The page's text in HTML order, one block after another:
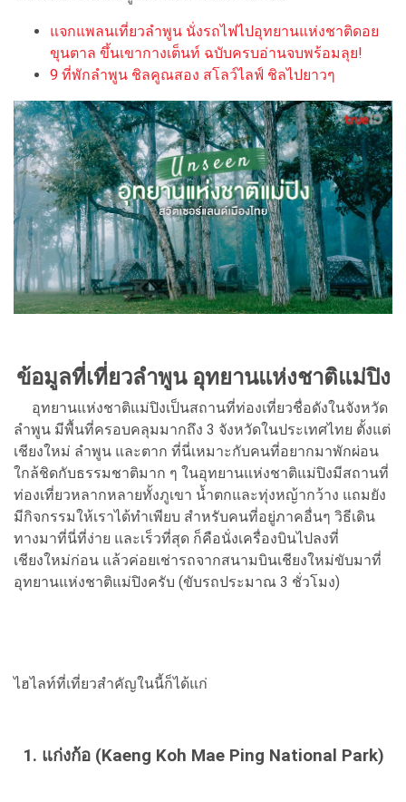
แจกแพลนเที่ยวลำพูน นั่งรถไฟไปอุทยานแห่งชาติดอย
ขุนตาล ขึ้นเขากางเต็นท์ ฉบับครบอ่านจบพร้อมลุย!
9 ที่พักลำพูน ชิลคูณสอง สโลว์ไลฟ์ ชิลไปยาวๆ
ข้อมูลที่เที่ยวลำพูน อุทยานแห่งชาติแม่ปิง
อุทยานแห่งชาติแม่ปิงเป็นสถานที่ท่องเที่ยวชื่อดังในจังหวัด
ลำพูน มีพื้นที่ครอบคลุมมากถึง 3 จังหวัดในประเทศไทย ตั้งแต่
เชียงใหม่ ลำพูน และตาก ที่นี่เหมาะกับคนที่อยากมาพักผ่อน
ใกล้ชิดกับธรรมชาติมาก ๆ ในอุทยานแห่งชาติแม่ปิงมีสถานที่
ท่องเที่ยวหลากหลายทั้งภูเขา น้ำตกและทุ่งหญ้ากว้าง แถมยัง
มีกิจกรรมให้เราได้ทำเพียบ สำหรับคนที่อยู่ภาคอื่นๆ วิธีเดิน
ทางมาที่นี่ที่ง่าย และเร็วที่สุด ก็คือนั่งเครื่องบินไปลงที่
เชียงใหม่ก่อน แล้วค่อยเช่ารถจากสนามบินเชียงใหม่ขับมาที่
อุทยานแห่งชาติแม่ปิงครับ (ขับรถประมาณ 3 ชั่วโมง)
ไฮไลท์ที่เที่ยวสำคัญในนี้ก็ได้แก่
1. แก่งก้อ (Kaeng Koh Mae Ping National Park)